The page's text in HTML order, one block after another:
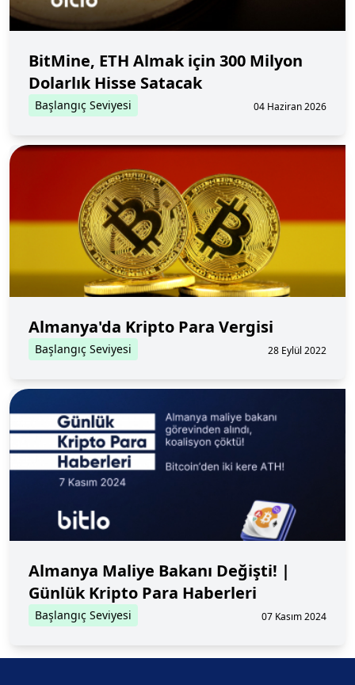
BitMine, ETH Almak için 300 Milyon
Dolarlık Hisse Satacak
Başlangıç Seviyesi 04 Haziran 2026
Almanya'da Kripto Para Vergisi
Başlangıç Seviyesi 28 Eylül 2022
Almanya Maliye Bakanı Değişti! |
Günlük Kripto Para Haberleri
Başlangıç Seviyesi 07 Kasım 2024